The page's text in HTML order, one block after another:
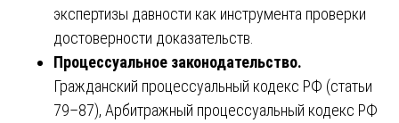
экспертизы давности как инструмента проверки
достоверности доказательств.
Процессуальное законодательство.
Гражданский процессуальный кодекс РФ (статьи
79–87), Арбитражный процессуальный кодекс РФ